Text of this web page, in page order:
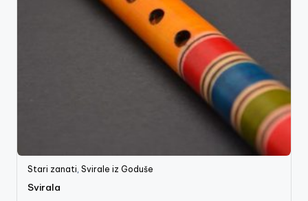
Stari zanati ,Svirale iz Goduše
Svirala